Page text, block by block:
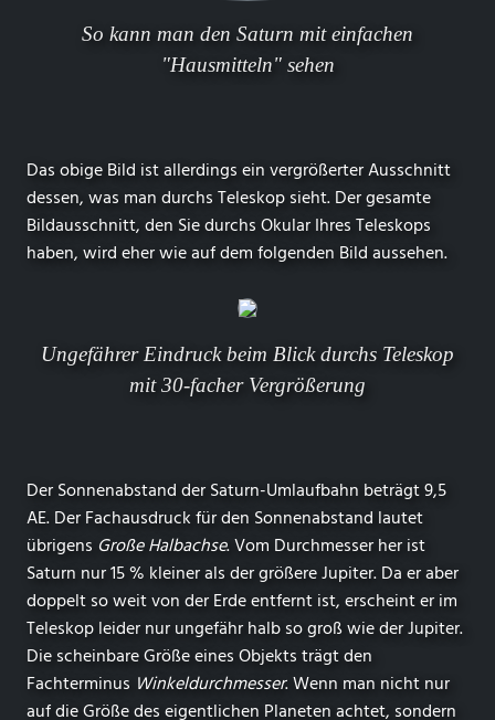
So kann man den Saturn mit einfachen
"Hausmitteln" sehen
Das obige Bild ist allerdings ein vergrößerter Ausschnitt
dessen, was man durchs Teleskop sieht. Der gesamte
Bildausschnitt, den Sie durchs Okular Ihres Teleskops
haben, wird eher wie auf dem folgenden Bild aussehen.
Ungefährer Eindruck beim Blick durchs Teleskop
mit 30-facher Vergrößerung
Der Sonnenabstand der Saturn-Umlaufbahn beträgt 9,5
AE. Der Fachausdruck für den Sonnenabstand lautet
übrigens Große Halbachse. Vom Durchmesser her ist
Saturn nur 15 % kleiner als der größere Jupiter. Da er aber
doppelt so weit von der Erde entfernt ist, erscheint er im
Teleskop leider nur ungefähr halb so groß wie der Jupiter.
Die scheinbare Größe eines Objekts trägt den
Fachterminus Winkeldurchmesser. Wenn man nicht nur
auf die Größe des eigentlichen Planeten achtet, sondern